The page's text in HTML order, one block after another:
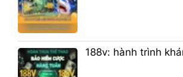
188v: hành trình